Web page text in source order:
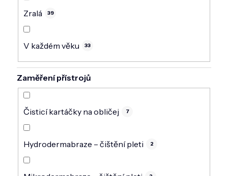
Zralá 39
V každém věku 33
Zaměření přístrojů
Čisticí kartáčky na obličej 7
Hydrodermabraze – čištění pleti 2